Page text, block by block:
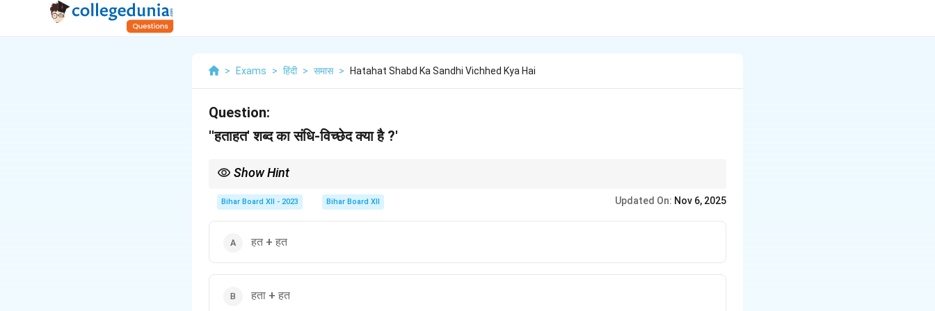
> Exams > हिंदी > समास > Hatahat Shabd Ka Sandhi Vichhed Kya Hai
Question:
''हताहत' शब्द का संधि-विच्छेद क्या है ?'
Show Hint
Bihar Board XII - 2023 Bihar Board XII Updated On: Nov 6, 2025
हत + हत
हता + हत